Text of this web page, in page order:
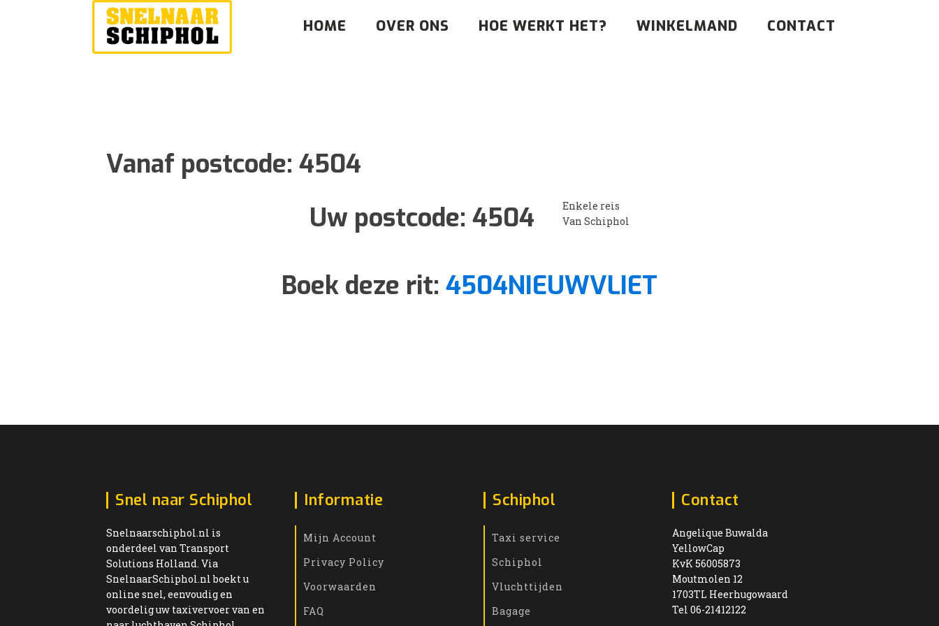
HOME OVER ONS HOE WERKT HET? WINKELMAND CONTACT
Vanaf postcode: 4504
Uw postcode: 4504
Enkele reis
Van Schiphol
Boek deze rit: 4504NIEUWVLIET
Snel naar Schiphol
Snelnaarschiphol.nl is
onderdeel van Transport
Solutions Holland. Via
SnelnaarSchiphol.nl boekt u
online snel, eenvoudig en
voordelig uw taxivervoer van en
Informatie
Mijn Account
Privacy Policy
Voorwaarden
FAQ
Schiphol
Taxi service
Schiphol
Vluchttijden
Bagage
Contact
Angelique Buwalda
YellowCap
KvK 56005873
Moutmolen 12
1703TL Heerhugowaard
Tel 06-21412122